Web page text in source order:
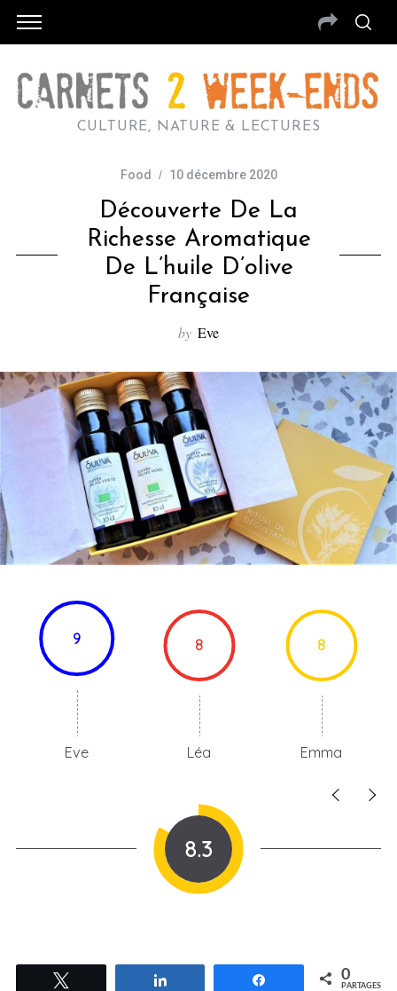
CULTURE, NATURE & LECTURES
Food 10 décembre 2020
Découverte De La
Richesse Aromatique
De L’huile D’olive
Française
by Eve
9
Eve
8
Léa
8
Emma
8.3
Partagez 0
PARTAGES